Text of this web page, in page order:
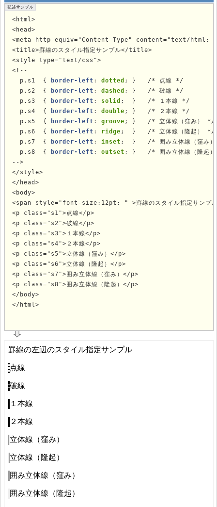
<html>
<head>
<meta http-equiv="Content-Type" content="text/html;
<title>罫線のスタイル指定サンプル</title>
<style type="text/css">
<!--
  p.s1  {
border-left : dotted ; }   /* 点線 */
  p.s2  {
border-left : dashed ; }   /* 破線 */
  p.s3  {
border-left : solid ;  }   /* １本線 */
  p.s4  {
border-left : double ; }   /* ２本線 */
  p.s5  {
border-left : groove ; }   /* 立体線（窪み） */
  p.s6  {
border-left : ridge ;  }   /* 立体線（隆起） */
  p.s7  {
border-left : inset ;  }   /* 囲み立体線（窪み
  p.s8  {
border-left : outset ; }   /* 囲み立体線（隆起
-->
</style>
</head>
<body>
<span style="font-size:12pt; " >罫線のスタイル指定サンプ
<p class="s1">点線</p>
<p class="s2">破線</p>
<p class="s3">１本線</p>
<p class="s4">２本線</p>
<p class="s5">立体線（窪み）</p>
<p class="s6">立体線（隆起）</p>
<p class="s7">囲み立体線（窪み）</p>
<p class="s8">囲み立体線（隆起）</p>
</body>
</html>